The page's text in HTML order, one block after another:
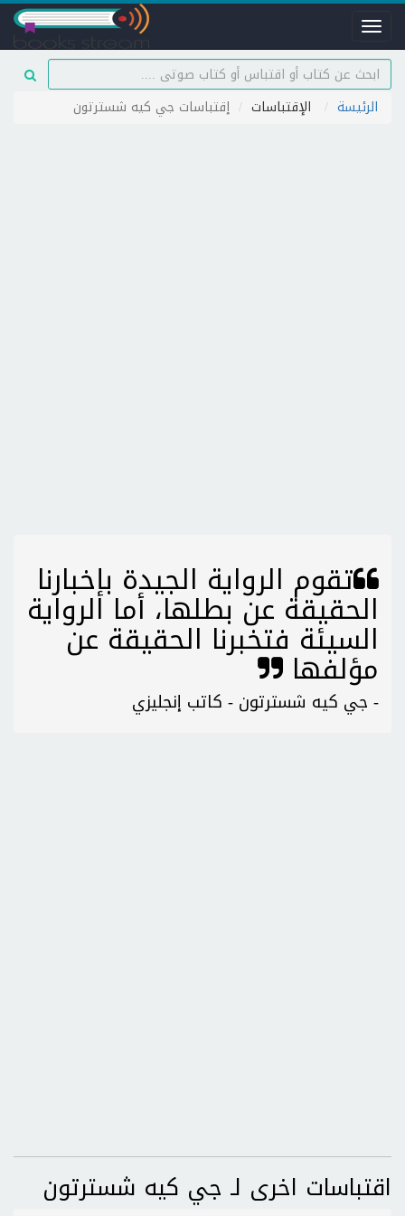
Toggle
navigation
الرئيسة الإقتباسات إقتباسات جي كيه شسترتون
تقوم الرواية الجيدة بإخبارنا
الحقيقة عن بطلها، أما الرواية
السيئة فتخبرنا الحقيقة عن
مؤلفها
- جي كيه شسترتون - كاتب إنجليزي
اقتباسات اخرى لـ جي كيه شسترتون